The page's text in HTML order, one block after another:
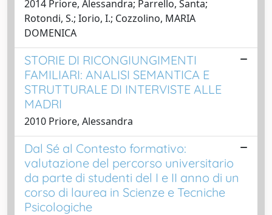
2014 Priore, Alessandra; Parrello, Santa;
Rotondi, S.; Iorio, I.; Cozzolino, MARIA
DOMENICA
STORIE DI RICONGIUNGIMENTI
FAMILIARI: ANALISI SEMANTICA E
STRUTTURALE DI INTERVISTE ALLE
MADRI
2010 Priore, Alessandra
Dal Sé al Contesto formativo:
valutazione del percorso universitario
da parte di studenti del I e II anno di un
corso di laurea in Scienze e Tecniche
Psicologiche